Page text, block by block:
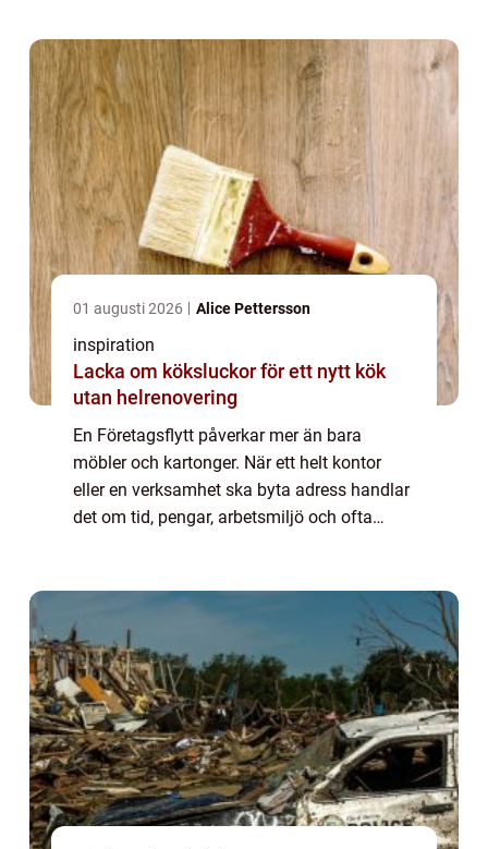
01 augusti 2026 Alice Pettersson
inspiration
Lacka om köksluckor för ett nytt kök
utan helrenovering
En Företagsflytt påverkar mer än bara
möbler och kartonger. När ett helt kontor
eller en verksamhet ska byta adress handlar
det om tid, pengar, arbetsmiljö och ofta